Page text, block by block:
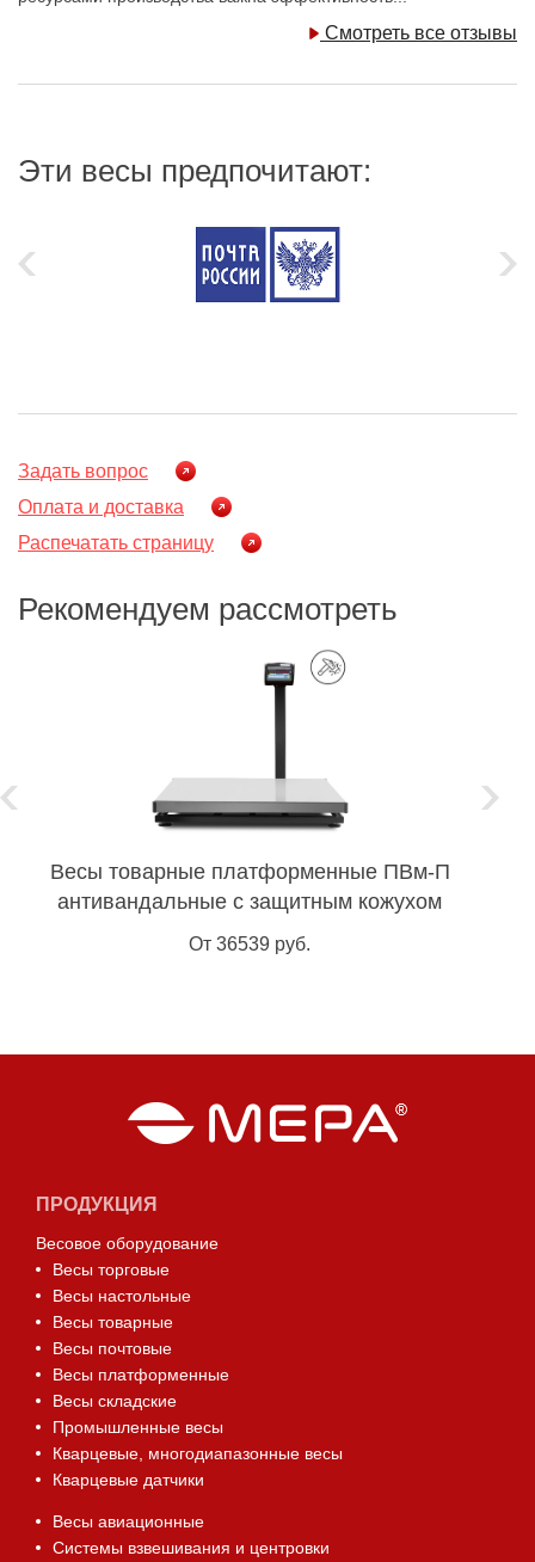
Смотреть все отзывы
Эти весы предпочитают:
Задать вопрос
Оплата и доставка
Распечатать страницу
Рекомендуем рассмотреть
Весы товарные платформенные ПВм-П
антивандальные с защитным кожухом
От 36539 руб.
ПРОДУКЦИЯ
Весовое оборудование
Весы торговые
Весы настольные
Весы товарные
Весы почтовые
Весы платформенные
Весы складские
Промышленные весы
Кварцевые, многодиапазонные весы
Кварцевые датчики
Весы авиационные
Системы взвешивания и центровки